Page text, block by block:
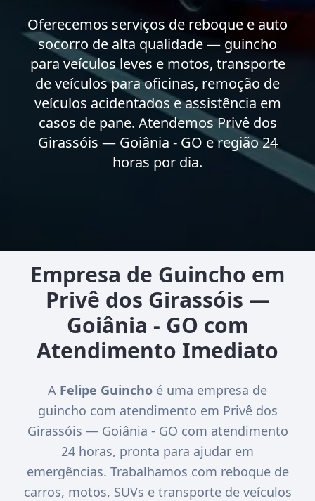
Oferecemos serviços de reboque e auto
socorro de alta qualidade — guincho
para veículos leves e motos, transporte
de veículos para oficinas, remoção de
veículos acidentados e assistência em
casos de pane. Atendemos Privê dos
Girassóis — Goiânia - GO e região 24
horas por dia.
Empresa de Guincho em
Privê dos Girassóis —
Goiânia - GO com
Atendimento Imediato
A Felipe Guincho é uma empresa de
guincho com atendimento em Privê dos
Girassóis — Goiânia - GO com atendimento
24 horas, pronta para ajudar em
emergências. Trabalhamos com reboque de
carros, motos, SUVs e transporte de veículos